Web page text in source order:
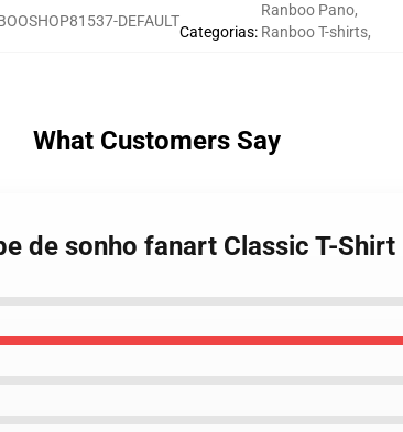
DEFAULT
Categorias:
Ranboo Pano,
Ranboo T-shirts,
What Customers Say
de sonho fanart Classic T-Shirt